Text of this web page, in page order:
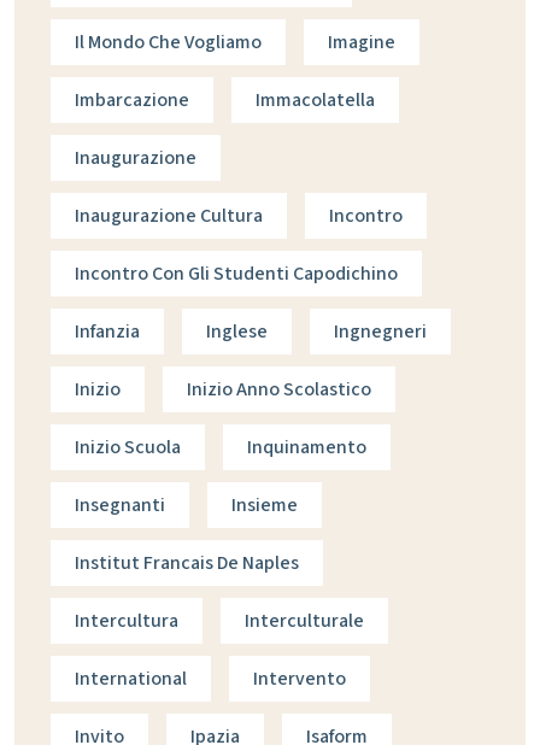
Il Mondo Che Vogliamo Imagine
Imbarcazione Immacolatella
Inaugurazione
Inaugurazione Cultura Incontro
Incontro Con Gli Studenti Capodichino
Infanzia Inglese Ingnegneri
Inizio Inizio Anno Scolastico
Inizio Scuola Inquinamento
Insegnanti Insieme
Institut Francais De Naples
Intercultura Interculturale
International Intervento
Invito Ipazia Isaform